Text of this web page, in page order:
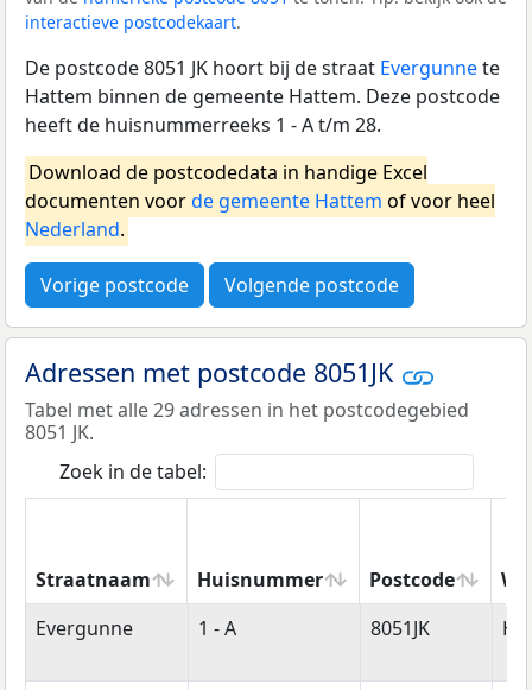
interactieve postcodekaart.
De postcode 8051 JK hoort bij de straat Evergunnete
Hattem binnen de gemeente Hattem. Deze postcode
heeft de huisnummerreeks 1 - A t/m 28.
Download de postcodedata in handige Excel
documenten voorde gemeente Hattem of voor heel
Nederland.
Vorige postcode Volgende postcode
Adressen met postcode 8051JK
Tabel met alle 29 adressen in het postcodegebied
8051 JK.
Zoek in de tabel:
Straatnaam Huisnummer Postcode
Straatnaam
Huisnummer Postcode
Evergunne 1 - A 8051JK